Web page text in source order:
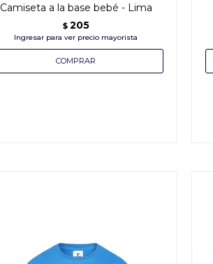
Camiseta a la base bebé - Lima
$ 205